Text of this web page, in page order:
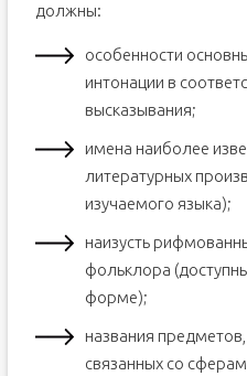
должны:
особенности
интонации в
высказывания;
имена наиболее
литературных
изучаемого языка);
наизусть
фольклора
форме);
названия
связанных со